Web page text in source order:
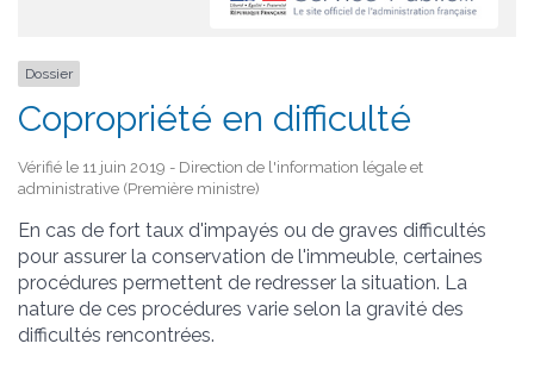
Dossier
Copropriété en difficulté
Vérifié le 11 juin 2019 - Direction de l'information légale et
administrative (Première ministre)
En cas de fort taux d'impayés ou de graves difficultés
pour assurer la conservation de l'immeuble, certaines
procédures permettent de redresser la situation. La
nature de ces procédures varie selon la gravité des
difficultés rencontrées.